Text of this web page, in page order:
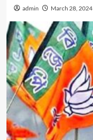
admin March 28, 2024